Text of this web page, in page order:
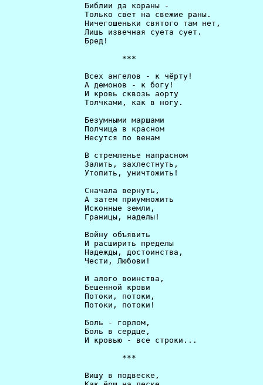
                 Библии да кораны -
                 Только свет на свежие раны.
                 Ничегошеньки святого там нет,
                 Лишь извечная суета сует.
                 Бред!
                         ***
                 Всех ангелов - к чёрту!
                 А демонов - к богу!
                 И кровь сквозь аорту
                 Толчками, как в ногу.
                 Безумными маршами
                 Полчища в красном
                 Несутся по венам
                 В стремленье напрaсном
                 Залить, захлестнуть,
                 Утопить, уничтожить!
                 Сначала вернуть,
                 А затем приумножить
                 Исконные земли,
                 Границы, наделы!
                 Войну объявить
                 И расширить пределы
                 Надежды, достоинства,
                 Чести, Любови!
                 И алого воинства,
                 Бешенной крови
                 Потоки, потоки,
                 Потоки, потоки!
                 Боль - горлом,
                 Боль в сердце,
                 И кровью - все строки...
                         ***
                 Вишу в подвеске,